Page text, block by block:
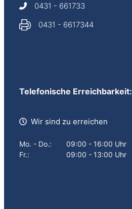
0431 - 661733
0431 - 6617344
Telefonische Erreichbarkeit:
Wir sind zu erreichen
Mo. - Do.:
Fr.:
09:00 - 16:00 Uhr
09:00 - 13:00 Uhr